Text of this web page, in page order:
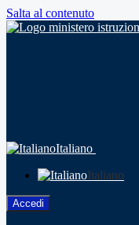
Salta al contenuto
Italiano
Italiano
Accedi